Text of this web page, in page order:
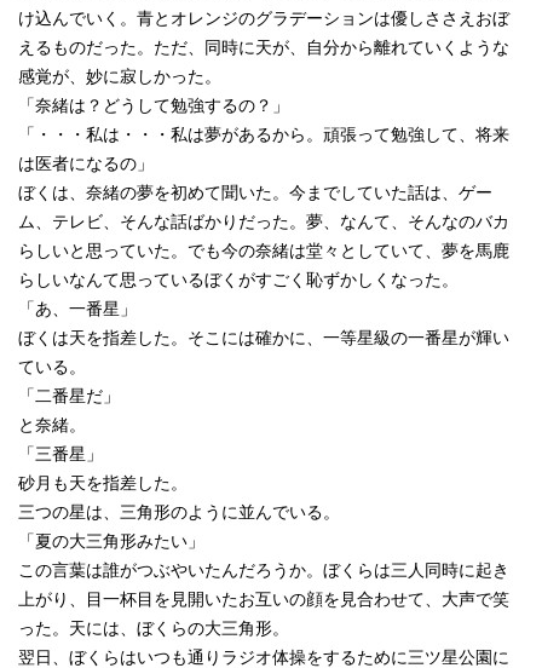
け込んでいく。青とオレンジのグラデーションは優しささえおぼ
えるものだった。ただ、同時に天が、自分から離れていくような
感覚が、妙に寂しかった。
「奈緒は？どうして勉強するの？」
「・・・私は・・・私は夢があるから。頑張って勉強して、将来
は医者になるの」
ぼくは、奈緒の夢を初めて聞いた。今までしていた話は、ゲー
ム、テレビ、そんな話ばかりだった。夢、なんて、そんなのバカ
らしいと思っていた。でも今の奈緒は堂々としていて、夢を馬鹿
らしいなんて思っているぼくがすごく恥ずかしくなった。
「あ、一番星」
ぼくは天を指差した。そこには確かに、一等星級の一番星が輝い
ている。
「二番星だ」
と奈緒。
「三番星」
砂月も天を指差した。
三つの星は、三角形のように並んでいる。
「夏の大三角形みたい」
この言葉は誰がつぶやいたんだろうか。ぼくらは三人同時に起き
上がり、目一杯目を見開いたお互いの顔を見合わせて、大声で笑
った。天には、ぼくらの大三角形。
翌日、ぼくらはいつも通りラジオ体操をするために三ツ星公園に